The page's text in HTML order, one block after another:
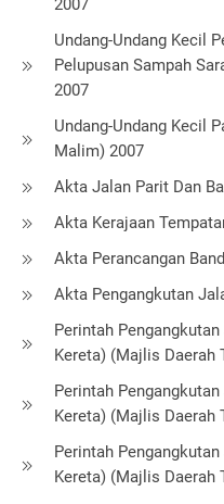
2007
Undang-Undang Kecil
Pelupusan Sampah
2007
Undang-Undang Kecil
Malim) 2007
Akta Jalan Parit Dan
Akta Kerajaan
Akta Perancangan
Akta Pengangkutan
Perintah
Kereta) (Majlis Daerah
Perintah
Kereta) (Majlis Daerah
Perintah
Kereta) (Majlis Daerah